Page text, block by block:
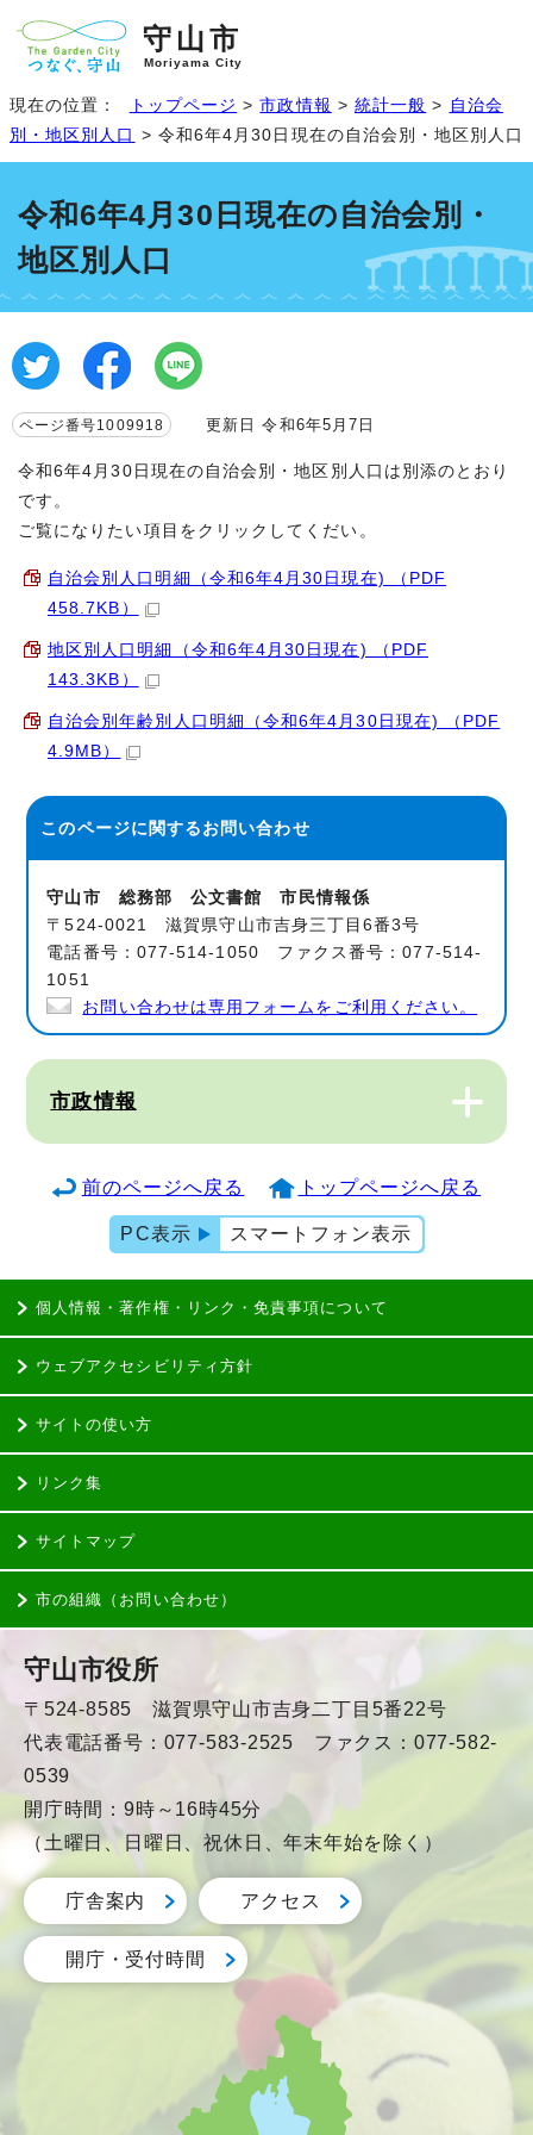
守山市
Moriyama City
現在の位置： トップページ >市政情報 > 統計一般 > 自治会
別・地区別人口 > 令和6年4月30日現在の自治会別・地区別人口
令和6年4月30日現在の自治会別・
地区別人口
ページ番号1009918 更新日 令和6年5月7日
令和6年4月30日現在の自治会別・地区別人口は別添のとおり
です。
ご覧になりたい項目をクリックしてくだい。
自治会別人口明細（令和6年4月30日現在) （PDF
458.7KB）
地区別人口明細（令和6年4月30日現在) （PDF
143.3KB）
自治会別年齢別人口明細（令和6年4月30日現在) （PDF
4.9MB）
このページに関するお問い合わせ
守山市 総務部 公文書館 市民情報係
〒524-0021 滋賀県守山市吉身三丁目6番3号
電話番号：077-514-1050 ファクス番号：077-514-
1051
お問い合わせは専用フォームをご利用ください。
市政情報
前のページへ戻る トップページへ戻る
PC表示 スマートフォン表示
個人情報・著作権・リンク・免責事項について
ウェブアクセシビリティ方針
サイトの使い方
リンク集
サイトマップ
市の組織（お問い合わせ）
守山市役所
〒524-8585 滋賀県守山市吉身二丁目5番22号
代表電話番号：077-583-2525 ファクス：077-582-
0539
開庁時間：9時～16時45分
（土曜日、日曜日、祝休日、年末年始を除く）
庁舎案内 アクセス
開庁・受付時間